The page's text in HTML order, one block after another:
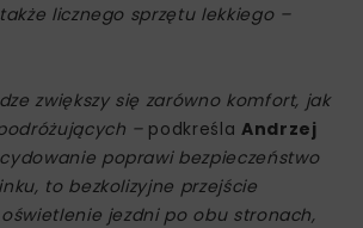
licznego sprzętu lekkiego –
zwiększy się zarówno komfort, jak
–podkreśla Andrzej
poprawi bezpieczeństwo
to bezkolizyjne przejście
jezdni po obu stronach,